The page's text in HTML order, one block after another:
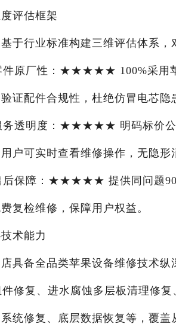
评估框架
于行业标准构建三维评估体系，
件原厂性：★★★★★ 100%采用苹
证配件合规性，杜绝仿冒电芯隐
务透明度：★★★★★ 明码标价公
户可实时查看维修操作，无隐形
后保障：★★★★★ 提供同问题90
复检维修，保障用户权益。
术能力
具备全品类苹果设备维修技术
修复、进水腐蚀多层板清理修
统修复、底层数据恢复等，覆盖